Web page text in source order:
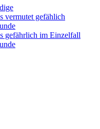
vermutet gefählich
gefährlich im Einzelfall